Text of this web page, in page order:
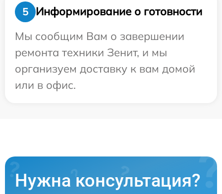
5
Информирование о готовности
Мы сообщим Вам о завершении
ремонта техники Зенит, и мы
организуем доставку к вам домой
или в офис.
Нужна консультация?